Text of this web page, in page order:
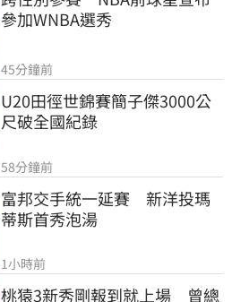
參加WNBA選秀
45分鐘前
U20田徑世錦賽簡子傑3000公
尺破全國紀錄
58分鐘前
富邦交手統一延賽　新洋投瑪
蒂斯首秀泡湯
1小時前
桃猿3新秀剛報到就上場　曾總